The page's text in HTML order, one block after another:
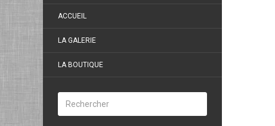
ACCUEIL
LA GALERIE
LA BOUTIQUE